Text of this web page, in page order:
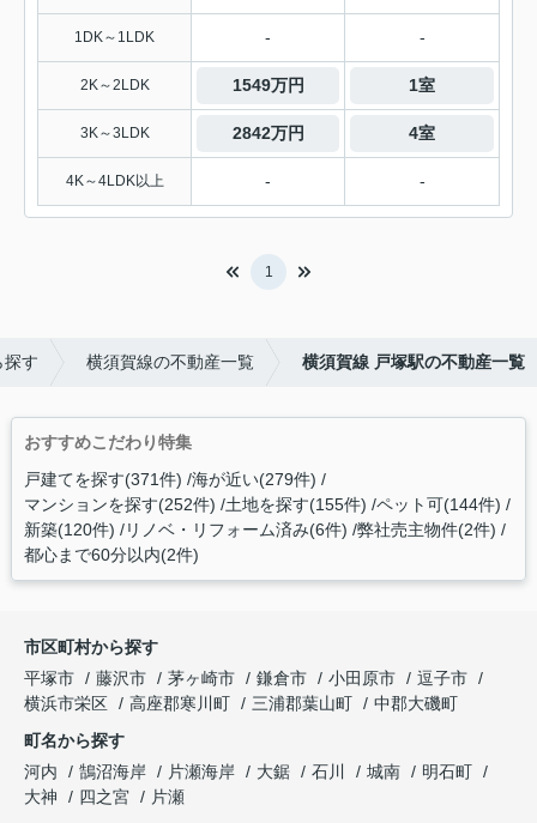
1DK～1LDK - -
2K～2LDK 1549万円 1室
3K～3LDK 2842万円 4室
4K～4LDK以上 - -
1
探す 横須賀線の不動産一覧 横須賀線 戸塚駅の不動産一覧
おすすめこだわり特集
戸建てを探す(371件) 海が近い(279件)
マンションを探す(252件) 土地を探す(155件) ペット可(144件)
新築(120件) リノベ・リフォーム済み(6件) 弊社売主物件(2件)
都心まで60分以内(2件)
市区町村から探す
平塚市
藤沢市 茅ヶ崎市 鎌倉市 小田原市
逗子市
横浜市栄区
高座郡寒川町 三浦郡葉山町
中郡大磯町
町名から探す
河内
鵠沼海岸 片瀬海岸 大鋸 石川 城南
明石町
大神
四之宮
片瀬